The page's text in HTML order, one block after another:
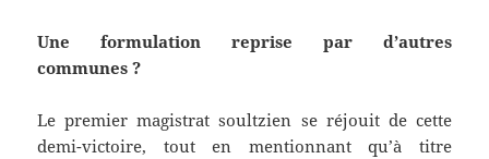
Une formulation reprise par d’autres
communes ?
Le premier magistrat soultzien se réjouit de cette
demi-victoire, tout en mentionnant qu’à titre